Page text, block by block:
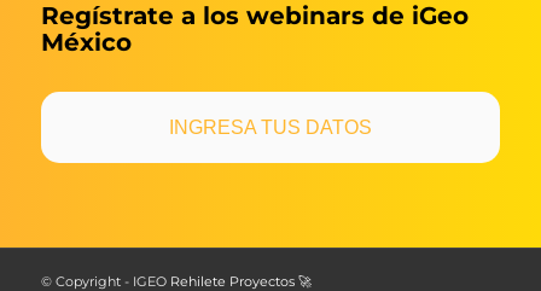
Regístrate a los webinars de iGeo
México
INGRESA TUS DATOS
© Copyright - IGEO Rehilete Proyectos 🚀